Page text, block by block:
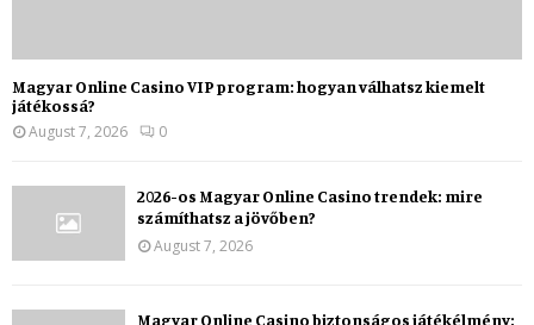
Magyar Online Casino VIP program: hogyan válhatsz kiemelt
játékossá?
August 7, 2026
0
2026-os Magyar Online Casino trendek: mire
számíthatsz a jövőben?
August 7, 2026
Magyar Online Casino biztonságos játékélmény: